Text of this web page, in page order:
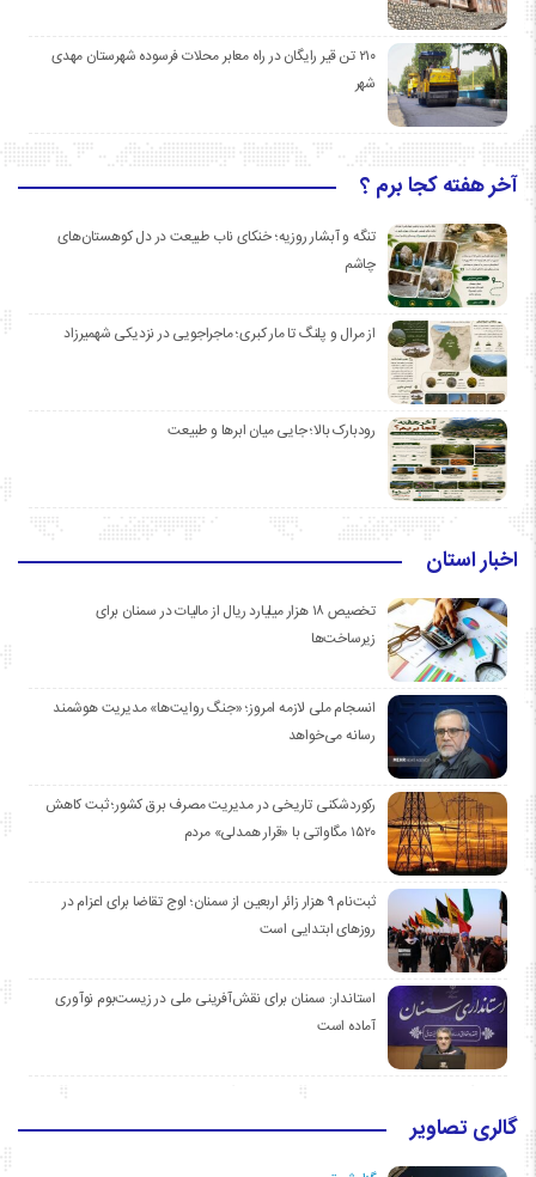
۲۱۰ تن قیر رایگان در راه معابر محلات فرسوده شهرستان مهدی
شهر
آخر هفته کجا برم ؟
تنگه و آبشار روزیه؛ خنکای ناب طبیعت در دل کوهستان‌های
چاشم
از مرال و پلنگ تا مار کبری؛ ماجراجویی در نزدیکی شهمیرزاد
رودبارک بالا؛ جایی میان ابرها و طبیعت
اخبار استان
تخصیص ۱۸ هزار میلیارد ریال از مالیات در سمنان برای
زیرساخت‌ها
انسجام ملی لازمه امروز؛ «جنگ روایت‌ها» مدیریت هوشمند
رسانه می‌خواهد
رکوردشکنی تاریخی در مدیریت مصرف برق کشور؛ ثبت کاهش
۱۵۲۰ مگاواتی با «قرار همدلی» مردم
ثبت‌نام ۹ هزار زائر اربعین از سمنان؛ اوج تقاضا برای اعزام در
روزهای ابتدایی است
استاندار: سمنان برای نقش‌آفرینی ملی در زیست‌بوم نوآوری
آماده است
گالری تصاویر